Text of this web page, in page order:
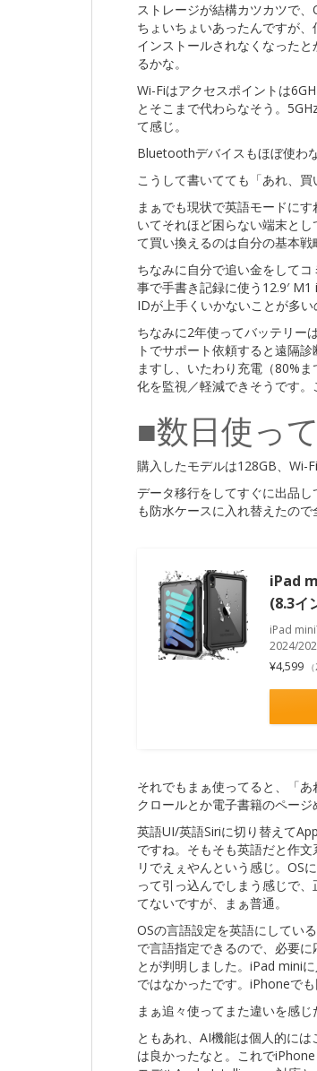
ストレージが結構カツカツで
ちょいちょいあったんですが
インストールされなくなった
るかな。
Wi-Fiはアクセスポイントは
とそこまで代わらなそう。
て感じ。
Bluetoothデバイスもほぼ使わな
こうして書いてても「あれ、買
まぁでも現状で英語モードに
いてそれほど困らない端末と
て買い換えるのは自分の基本戦
ちなみに自分で追い金をして
事で手書き記録に使う12.9′
IDが上手くいかないことが多
ちなみに2年使ってバッテリー
トでサポート依頼すると遠隔
ますし、いたわり充電（80%
化を監視／軽減できそうです。
■数日使っ
購入したモデルは128GB、Wi-
データ移行をしてすぐに出品
も防水ケースに入れ替えたの
iPad
(8.3イ
iPad
2024/
¥4,599
それでもまぁ使ってると、「
クロールとか電子書籍のペー
英語UI/英語Siriに切り替えて
ですね。そもそも英語だと作
リでえぇやんという感じ。OS
って引っ込んでしまう感じで
てないですが、まぁ普通。
OSの言語設定を英語にしてい
で言語指定できるので、必要
とが判明しました。iPad mini
ではなかったです。iPhoneで
まぁ追々使ってまた違いを感じ
ともあれ、AI機能は個人的に
は良かったなと。これで